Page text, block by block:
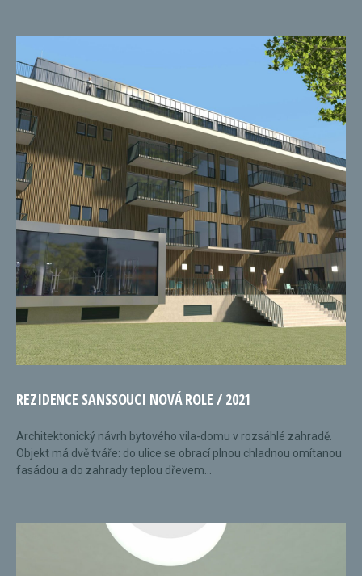
REZIDENCE SANSSOUCI NOVÁ ROLE / 2021
Architektonický návrh bytového vila-domu v rozsáhlé zahradě.
Objekt má dvě tváře: do ulice se obrací plnou chladnou omítanou
fasádou a do zahrady teplou dřevem...